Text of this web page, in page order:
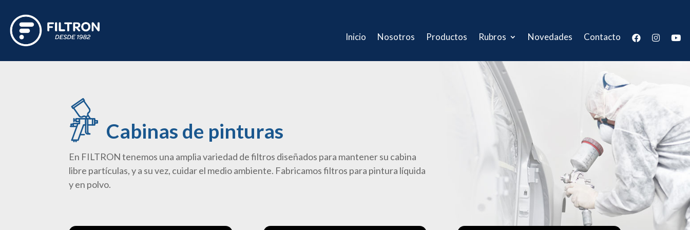
Inicio Nosotros Productos Rubros Novedades Contacto
Cabinas de pinturas
En FILTRON tenemos una amplia variedad de filtros diseñados para mantener su cabina
libre partículas, y a su vez, cuidar el medio ambiente. Fabricamos filtros para pintura líquida
y en polvo.